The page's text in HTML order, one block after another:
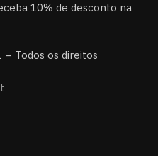
10% de desconto na
Todos os direitos